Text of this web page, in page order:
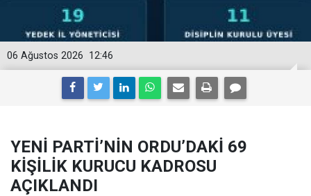
12:46
06 Ağustos 2026
YENİ PARTİ’NİN ORDU’DAKİ 69
KİŞİLİK KURUCU KADROSU
AÇIKLANDI